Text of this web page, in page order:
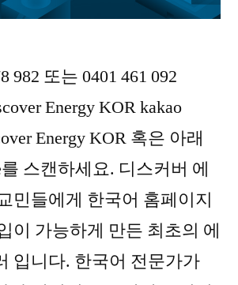
982 또는 0401 461 092
Energy KOR kakao
Energy KOR 혹은 아래
스캔하세요. 디스커버 에
민들에게 한국어 홈페이지
이 가능하게 만든 최초의 에
입니다. 한국어 전문가가